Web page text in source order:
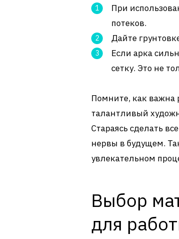
При
потеков.
Дайте
Если арка
сетку. Это не
Помните, как важна
талантливый
Стараясь сделать
нервы в будущем.
увлекательном
Выбор
для